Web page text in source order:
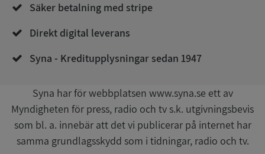
Säker betalning med stripe
Direkt digital leverans
Syna - Kreditupplysningar sedan 1947
Syna har för webbplatsen www.syna.se ett av
Myndigheten för press, radio och tv s.k. utgivningsbevis
som bl. a. innebär att det vi publicerar på internet har
samma grundlagsskydd som i tidningar, radio och tv.
__RequestVerificationToken
Microsoft
Corporation
upplysningar.syna.se
Session